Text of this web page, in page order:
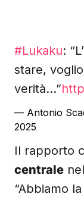
#Lukaku:
stare,
verità…”
— Antonio
2025
Il rapporto
centrale
“Abbiamo